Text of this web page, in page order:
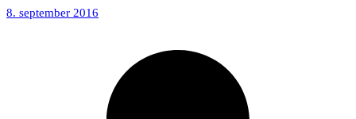
8. september 2016